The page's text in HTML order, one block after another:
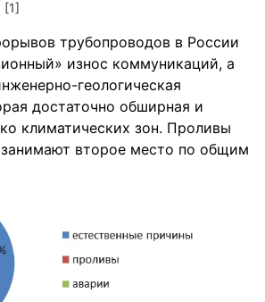
[1]
трубопроводов в России
износ коммуникаций, а
геологическая
достаточно обширная и
климатических зон. Проливы
занимают второе место по общим